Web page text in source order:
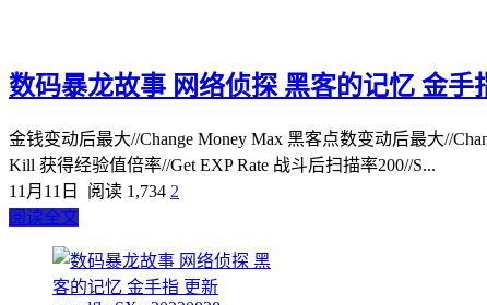
数码暴龙故事 网络侦探 黑客的记忆 金手
金钱变动后最大//Change Money Max 黑客点数变动后最大//
Kill 获得经验值倍率//Get EXP Rate 战斗后扫描率200//S...
11月11日
阅读 1,734 2
阅读全文